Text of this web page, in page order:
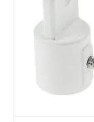
выбором для
Перед
товара.